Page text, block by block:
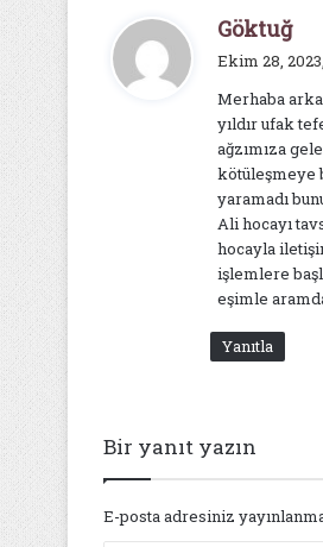
Göktuğd
i
k
i
Ekim 28,
Merhaba
yıldır ufak
ağzımıza
kötüleşmeye
yaramadı
Ali hocayı
hocayla
işlemlere
eşimle
Yanıtla
Bir yanıt yazın
E-posta adresiniz